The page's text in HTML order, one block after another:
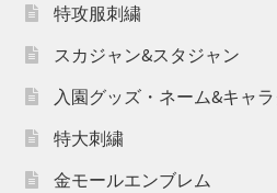
特攻服刺繍
スカジャン&スタジャン
入園グッズ・ネーム&キャ
特大刺繍
金モールエンブレム